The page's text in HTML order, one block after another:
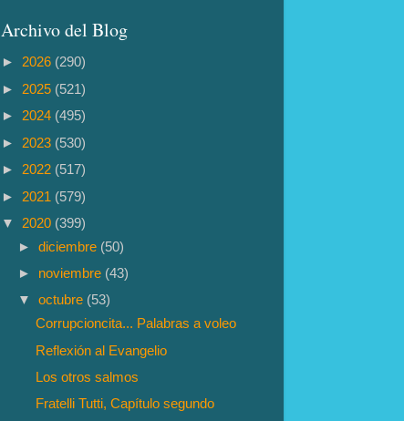
Archivo del Blog
► 2026 (290)
► 2025 (521)
► 2024 (495)
► 2023 (530)
► 2022 (517)
► 2021 (579)
▼ 2020 (399)
►diciembre (50)
► noviembre (43)
▼octubre (53)
Corrupcioncita... Palabras a voleo
Reflexión al Evangelio
Los otros salmos
Fratelli Tutti, Capítulo segundo